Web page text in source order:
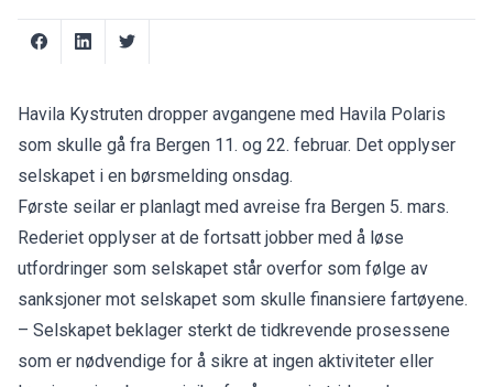
Havila Kystruten dropper avgangene med Havila Polaris
som skulle gå fra Bergen 11. og 22. februar. Det opplyser
selskapet i en børsmelding onsdag.
Første seilar er planlagt med avreise fra Bergen 5. mars.
Rederiet opplyser at de fortsatt jobber med å løse
utfordringer som selskapet står overfor som følge av
sanksjoner mot selskapet som skulle finansiere fartøyene.
– Selskapet beklager sterkt de tidkrevende prosessene
som er nødvendige for å sikre at ingen aktiviteter eller